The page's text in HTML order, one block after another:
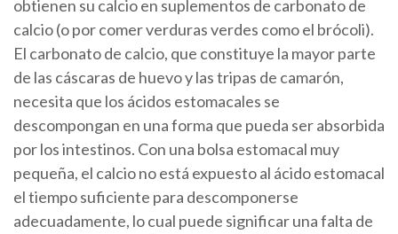
obtienen su calcio en suplementos de carbonato de
calcio (o por comer verduras verdes como el brócoli).
El carbonato de calcio, que constituye la mayor parte
de las cáscaras de huevo y las tripas de camarón,
necesita que los ácidos estomacales se
descompongan en una forma que pueda ser absorbida
por los intestinos. Con una bolsa estomacal muy
pequeña, el calcio no está expuesto al ácido estomacal
el tiempo suficiente para descomponerse
adecuadamente, lo cual puede significar una falta de